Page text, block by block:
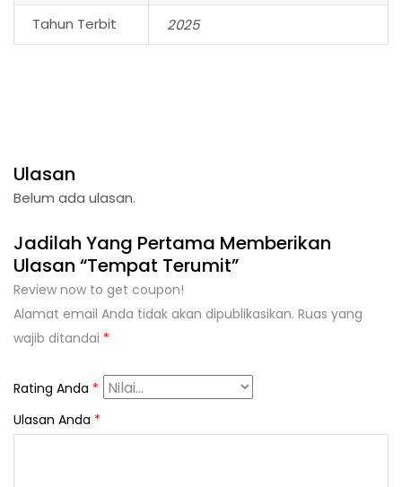
Tahun Terbit 2025
Ulasan
Belum ada ulasan.
Jadilah Yang Pertama Memberikan
Ulasan “Tempat Terumit”
Review now to get coupon!
Alamat email Anda tidak akan dipublikasikan. Ruas yang
wajib ditandai *
Rating Anda *
Ulasan Anda *